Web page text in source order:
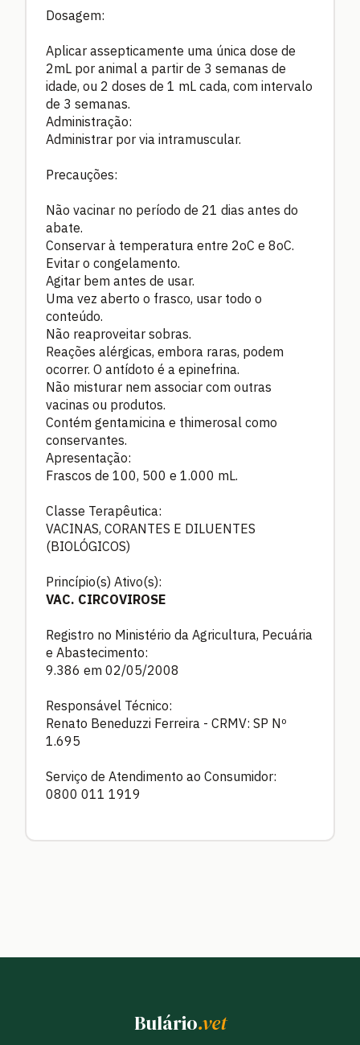
Dosagem:
Aplicar assepticamente uma única dose de
2mL por animal a partir de 3 semanas de
idade, ou 2 doses de 1 mL cada, com intervalo
de 3 semanas.
Administração:
Administrar por via intramuscular.
Precauções:
Não vacinar no período de 21 dias antes do
abate.
Conservar à temperatura entre 2oC e 8oC.
Evitar o congelamento.
Agitar bem antes de usar.
Uma vez aberto o frasco, usar todo o
conteúdo.
Não reaproveitar sobras.
Reações alérgicas, embora raras, podem
ocorrer. O antídoto é a epinefrina.
Não misturar nem associar com outras
vacinas ou produtos.
Contém gentamicina e thimerosal como
conservantes.
Apresentação:
Frascos de 100, 500 e 1.000 mL.
Classe Terapêutica:
VACINAS, CORANTES E DILUENTES
(BIOLÓGICOS)
Princípio(s) Ativo(s):
VAC. CIRCOVIROSE
Registro no Ministério da Agricultura, Pecuária
e Abastecimento:
9.386 em 02/05/2008
Responsável Técnico:
Renato Beneduzzi Ferreira - CRMV: SP Nº
1.695
Serviço de Atendimento ao Consumidor:
0800 011 1919
Bulário.vet